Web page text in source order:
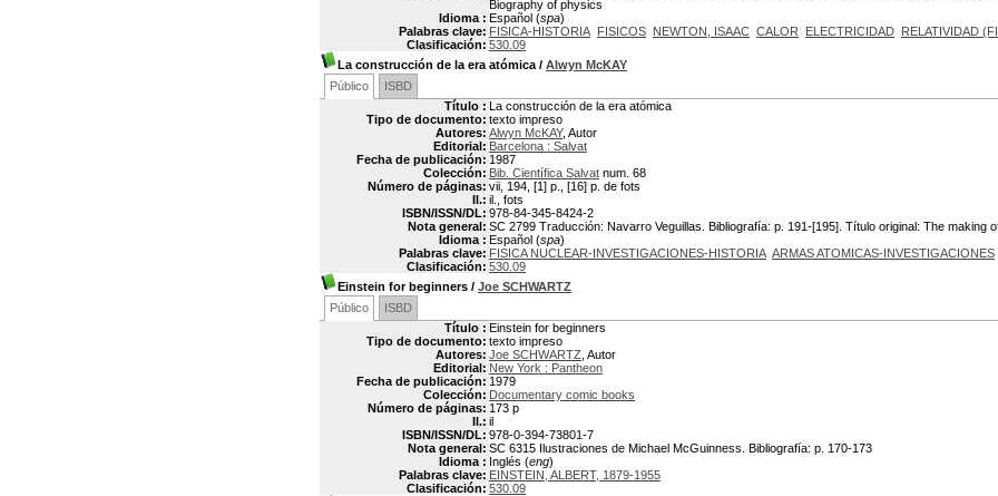
Biography of physics
Idioma : Español (spa)
Palabras clave: FISICA-HISTORIA FISICOS NEWTON, ISAAC CALOR ELECTRICIDAD RELATIVIDAD
Clasificación: 530.09
La construcción de la era atómica / Alwyn McKAY
Público
ISBD
Título : La construcción de la era atómica
Tipo de documento: texto impreso
Autores: Alwyn McKAY, Autor
Editorial: Barcelona : Salvat
Fecha de publicación: 1987
Colección: Bib. Científica Salvat num. 68
Número de páginas: vii, 194, [1] p., [16] p. de fots
Il.: il., fots
ISBN/ISSN/DL: 978-84-345-8424-2
Nota general: SC 2799 Traducción: Navarro Veguillas. Bibliografía: p. 191-[195]. Título original: The making
Idioma : Español (spa)
Palabras clave: FISICA NUCLEAR-INVESTIGACIONES-HISTORIA ARMAS ATOMICAS-INVESTIGACIONES
Clasificación: 530.09
Einstein for beginners / Joe SCHWARTZ
Público
ISBD
Título : Einstein for beginners
Tipo de documento: texto impreso
Autores: Joe SCHWARTZ , Autor
Editorial: New York : Pantheon
Fecha de publicación: 1979
Colección: Documentary comic books
Número de páginas: 173 p
Il.: il
ISBN/ISSN/DL: 978-0-394-73801-7
Nota general: SC 6315 Ilustraciones de Michael McGuinness. Bibliografía: p. 170-173
Idioma : Inglés (eng)
Palabras clave: EINSTEIN, ALBERT, 1879-1955
Clasificación: 530.09